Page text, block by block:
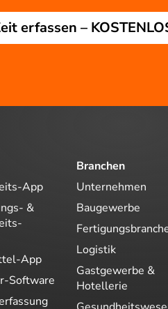
erfassen –
App
&
App
Software
Branchen
Unternehmen
Baugewerbe
Logistik
Gastgewerbe &
Hotellerie